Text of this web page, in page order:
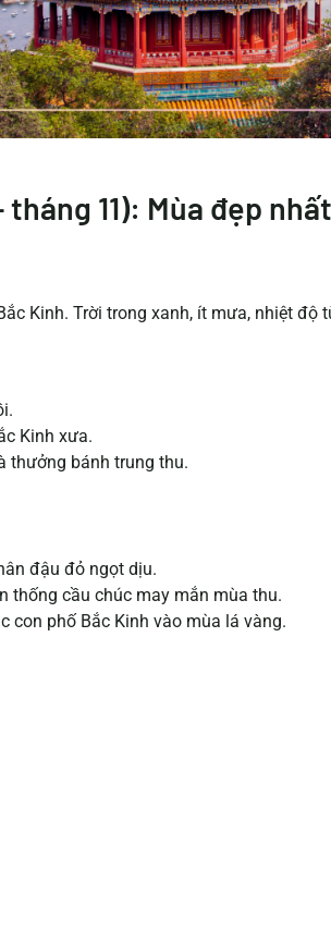
11): Mùa đẹp
Kinh. Trời trong xanh, ít mưa, nhiệt độ
Kinh xưa.
thưởng bánh trung thu.
đậu đỏ ngọt dịu.
thống cầu chúc may mắn mùa thu.
con phố Bắc Kinh vào mùa lá vàng.